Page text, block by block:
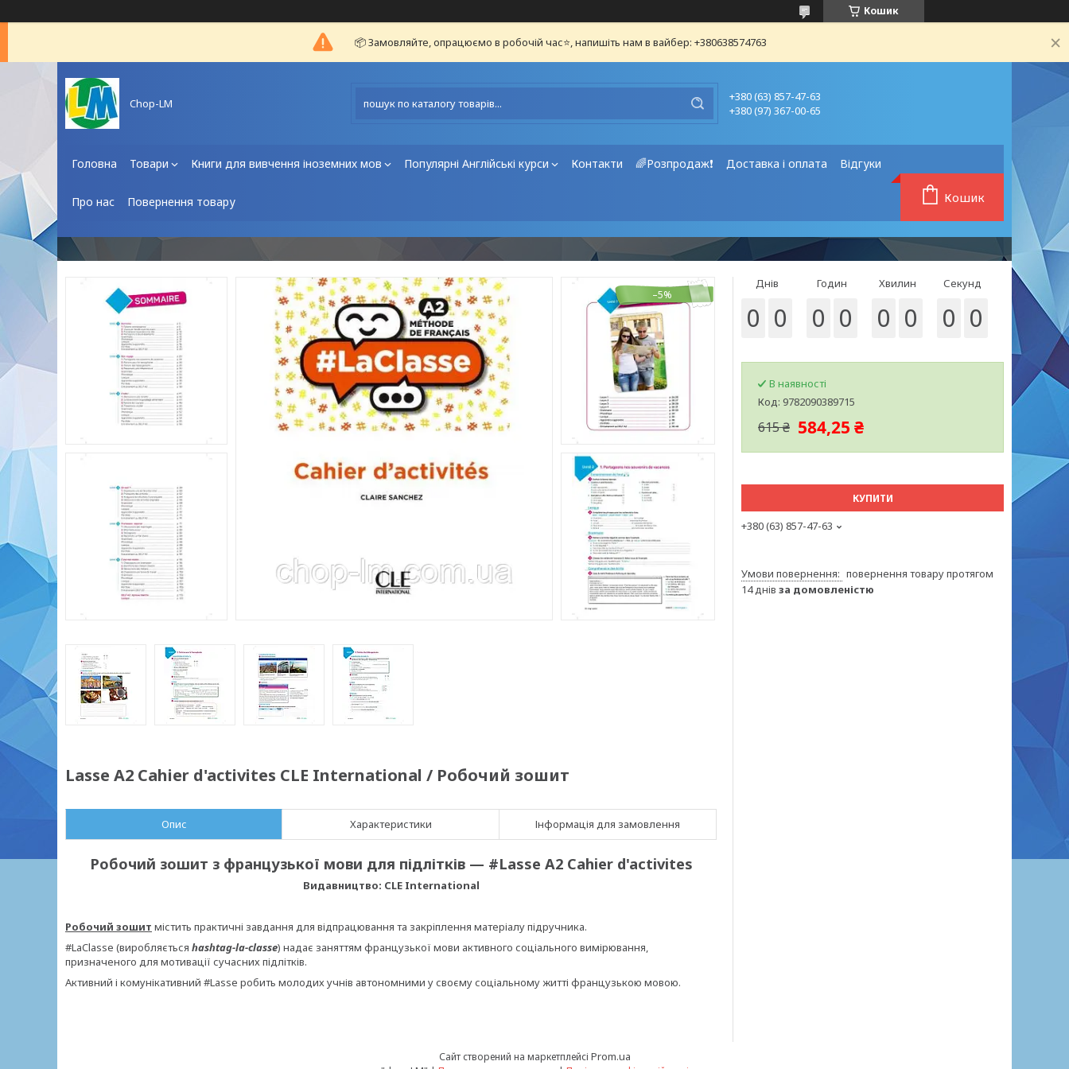
Кошик
📦 Замовляйте, опрацюємо в робочій час⭐, напишіть нам в вайбер: +380638574763
Chop-LM
+380 (63) 857-47-63
+380 (97) 367-00-65
Головна Товари Книги для вивчення іноземних мов Популярні Англійські курси Контакти 🌈Розпродаж❗ Доставка і оплата Відгуки
Про нас Повернення товару Кошик
–5%
Lasse A2 Cahier d'activites CLE International / Робочий зошит
Опис Характеристики Інформація для замовлення
Робочий зошит з французької мови для підлітків — #Lasse A2 Cahier d'activites
Видавництво: CLE International
Робочий зошит містить практичні завдання для відпрацювання та закріплення матеріалу підручника.
#LaClasse (виробляється hashtag-la-classe) надає заняттям французької мови активного соціального вимірювання,
призначеного для мотивації сучасних підлітків.
Активний і комунікативний #Lasse робить молодих учнів автономними у своєму соціальному житті французькою мовою.
Днів
0 0
Годин
0 0
Хвилин
0 0
Секунд
0 0
В наявності
Код: 9782090389715
615 ₴ 584,25 ₴
КУПИТИ
+380 (63) 857-47-63
повернення товару протягом
14 днів за домовленістю
Сайт створений на маркетплейсі Prom.ua